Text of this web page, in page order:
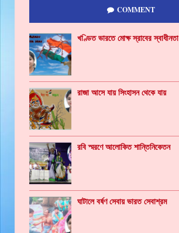
COMMENT
খণ্ডিত ভারতে মোক্ষ স্রাবের স্বাধীনতা
রাজা আসে যায় সিংহাসন থেকে যায়
রবি স্মরণে আলোকিত শান্তিনিকেতন
ঘাটালে বর্ষণ সেবায় ভারত সেবাশ্রম